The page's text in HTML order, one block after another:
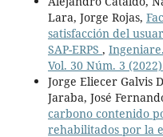
Lara, Jorge Rojas,
satisfacción del
SAP-ERPS ,
Vol. 30 Núm. 3
Jorge Eliecer Galvis
Jaraba, José
carbono contenido
rehabilitados por la